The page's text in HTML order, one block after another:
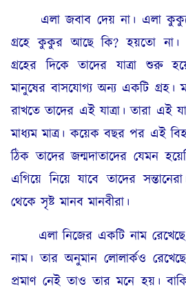
এলা জবাব দেয় না। এলা
গ্রহে কুকুর আছে কি? হয়তো না।
গ্রহের দিকে তাদের যাত্রা শুরু
মানুষের বাসযোগ্য অন্য একটি গ্রহ।
রাখতে তাদের এই যাত্রা। তারা এই
মাধ্যম মাত্র। কয়েক বছর পর এই
ঠিক তাদের জন্মদাতাদের যেমন
এগিয়ে নিয়ে যাবে তাদের
থেকে সৃষ্ট মানব মানবীরা।
এলা নিজের একটি নাম
নাম। তার অনুমান লোলার্কও
প্রমাণ নেই তাও তার মনে হয়।